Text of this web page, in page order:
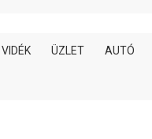
VIDÉK ÜZLET AUTÓ